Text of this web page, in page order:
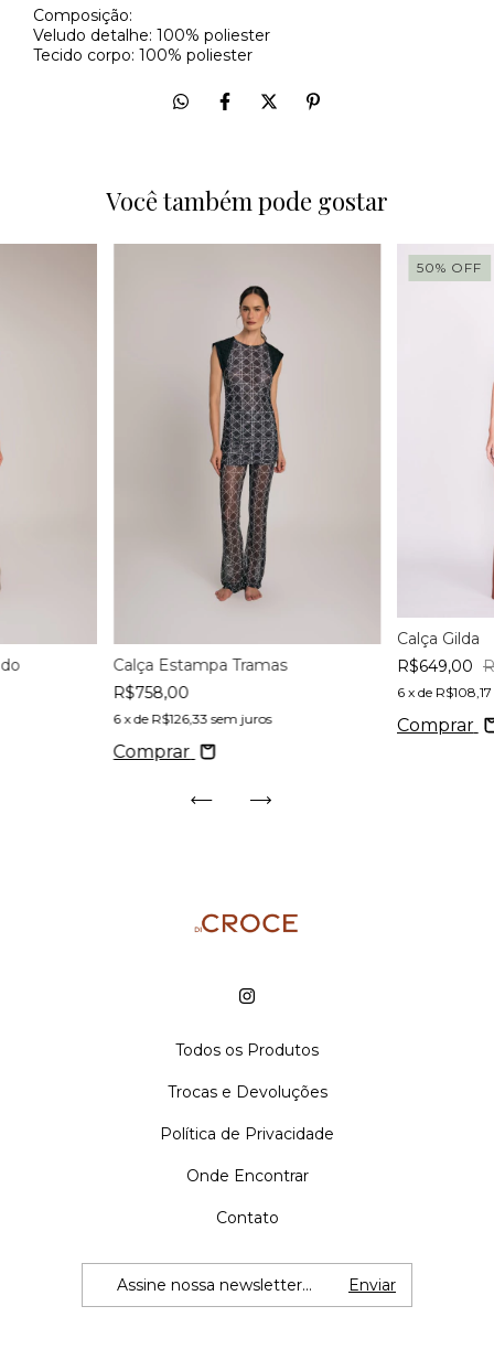
Composição:
Veludo detalhe: 100% poliester
Tecido corpo: 100% poliester
Você também pode gostar
Calça Estampa Tramas
R$758,00
6 x de R$126,33 sem juros
Comprar
50% OFF
Calça Gilda
R$649,00
6 x de R$108,17
Comprar
Todos os Produtos
Trocas e Devoluções
Política de Privacidade
Onde Encontrar
Contato